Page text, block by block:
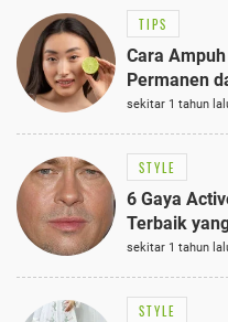
TIPS
Cara
Permanen
sekitar 1 tahun
STYLE
6 Gaya
Terbaik
sekitar 1 tahun
STYLE